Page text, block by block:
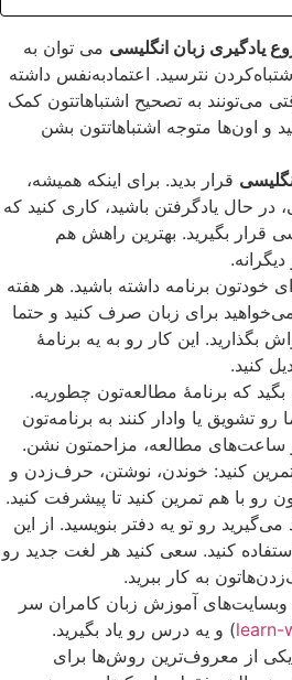
یادگیری زبان انگلیسی می توان به
نترسید. اعتماد‌به‌نفس داشته
می‌تونند به تصحیح اشتباهاتتون کمک
و اون‌ها متوجه اشتباهاتتون بشن
قرار بدید. برای اینکه همیشه،
در حال یادگرفتن باشید، کاری کنید که
قرار بگیرید. بهترین راهش هم
خودتون برنامه داشته باشید. هر هفته
برای زبان صرف کنید و حتما
بگذارید. این کار رو به یه برنامۀ
کنید.
بگید که برنامۀ مطالعه‌تون چطوریه.
تشویق یا وادار کنند به برنامه‌تون
تو ساعت‌های مطالعه، مزاحمتون نشن.
کنید: خوندن، نوشتن، حرف‌زدن و
رو با هم تمرین کنید تا پیشرفت کنید.
رو تو یه دفتر بنویسید. از این
کنید. سعی کنید هر لغت جدید رو
به کار ببرید.
وبسایت‌های آموزش زبان کامران سر
learn-) و یه درس رو یاد بگیرید.
از معروف‌ترین روش‌ها برای